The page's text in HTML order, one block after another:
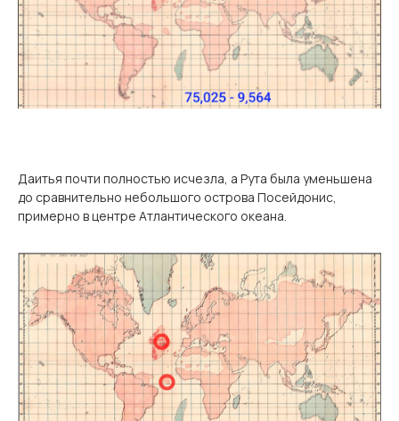
Даитья почти полностью исчезла, а Рута была уменьшена
до сравнительно небольшого острова Посейдонис,
примерно в центре Атлантического океана.